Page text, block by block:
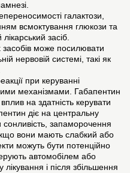
галактози,
всмоктування глюкози та
засіб.
може посилювати
нервовій системі, такі як
при керуванні
механізмами. Габапентин
на здатність керувати
діє на центральну
запаморочення
вони мають слабкий або
можуть бути потенційно
автомобілем або
і після збільшення